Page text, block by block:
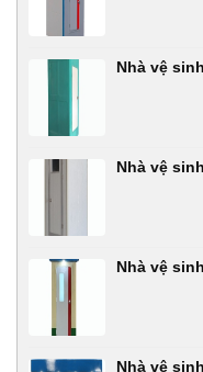
Nhà vệ
Nhà vệ
Nhà vệ
Nhà vệ